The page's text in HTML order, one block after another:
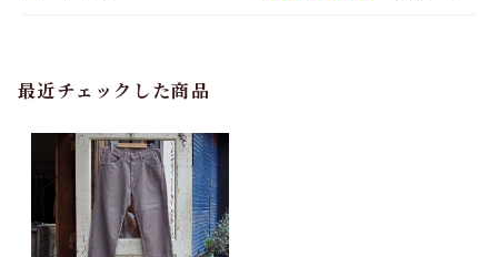
最近チェックした商品